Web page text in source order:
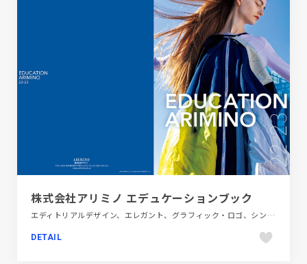
株式会社アリミノ エデュケーションブック
エディトリアルデザイン、エレガント、グラフィック・ロゴ、シンプル、スタイリッシュ、ナチュラル、ファッション・ビューティー、ブルー系、大きめ写真
DETAIL